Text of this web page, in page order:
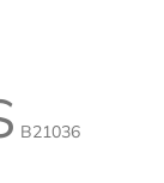
B21036